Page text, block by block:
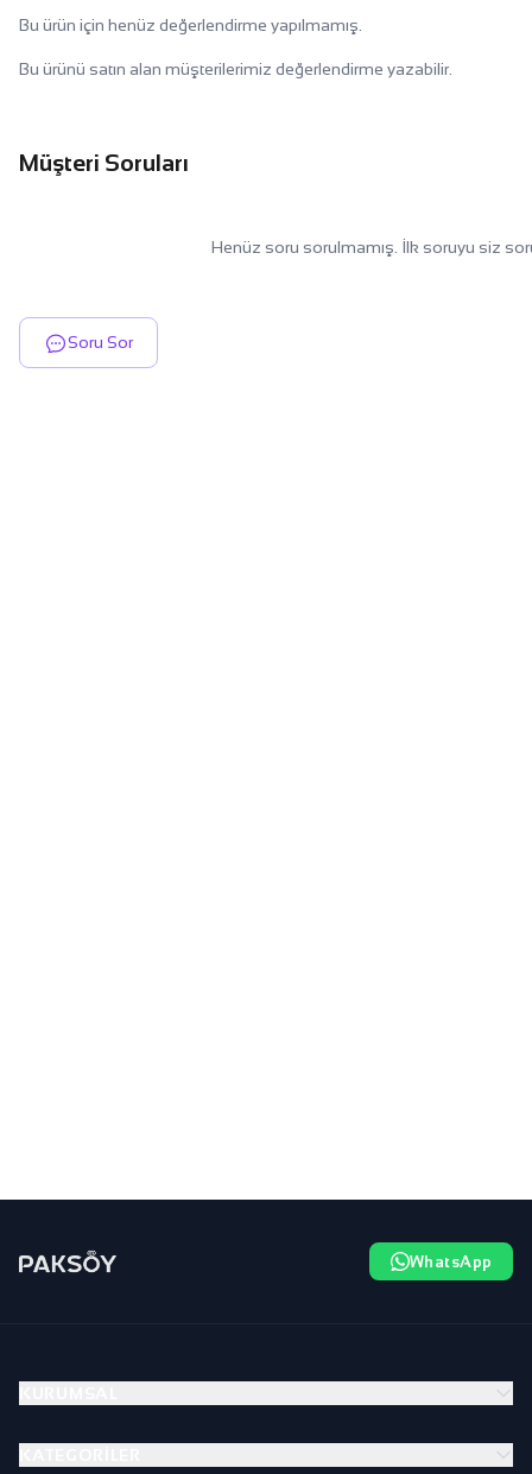
Bu ürün için henüz değerlendirme yapılmamış.
Bu ürünü satın alan müşterilerimiz değerlendirme yazabilir.
Müşteri Soruları
Henüz soru sorulmamış. İlk soruyu siz
Soru Sor
WhatsApp